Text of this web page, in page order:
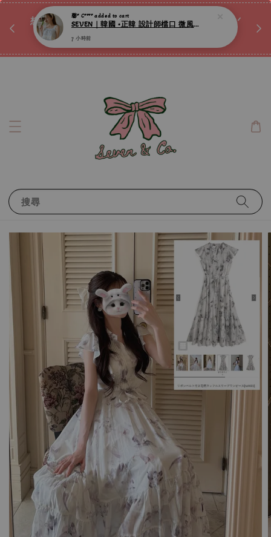
想訂製屬於自己的『水晶手鍊』嗎ꕀ♡ 私訊我們.ᐟ.ᐟ
📣Instagram 這邊按下去
搜尋
7 小時前